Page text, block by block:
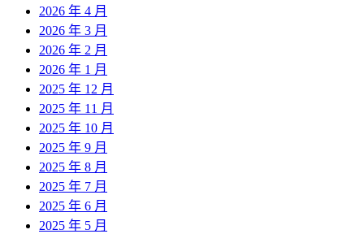
2026 年 4 月
2026 年 3 月
2026 年 2 月
2026 年 1 月
2025 年 12 月
2025 年 11 月
2025 年 10 月
2025 年 9 月
2025 年 8 月
2025 年 7 月
2025 年 6 月
2025 年 5 月